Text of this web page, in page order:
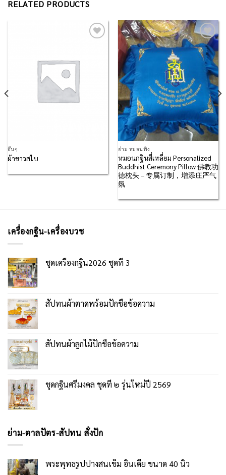
RELATED PRODUCTS
อื่นๆ
ผ้าขาวสไบ
Add to
Wishlist
ย่าม หมอนพิง
หมอนกฐินสี่เหลี่ยม Personalized
Buddhist Ceremony Pillow 佛教功
德枕头 – 专属订制，增添庄严气
氛
เครื่องกฐิน-เครื่องบวช
ชุดเครื่องกฐิน2026 ชุดที่ 3
สัปทนผ้าตาดพร้อมปักชื่อข้อความ
สัปทนผ้าลูกไม้ปักชื่อข้อความ
ชุดกฐินศรีมงคล ชุดที่ ๒ รุ่นใหม่ปี 2569
ย่าม-ตาลปัตร-สัปทน สั่งปัก
พระพุทธรูปปางสนเข็ม อินเดีย ขนาด 40 นิ้ว